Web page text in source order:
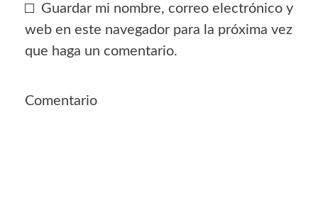
Guardar mi nombre, correo electrónico y
web en este navegador para la próxima vez
que haga un comentario.
Comentario